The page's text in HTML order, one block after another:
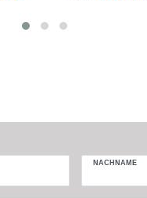
NACHNAME